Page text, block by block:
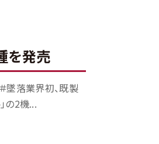
を発売
落業界初、既製
の2機...